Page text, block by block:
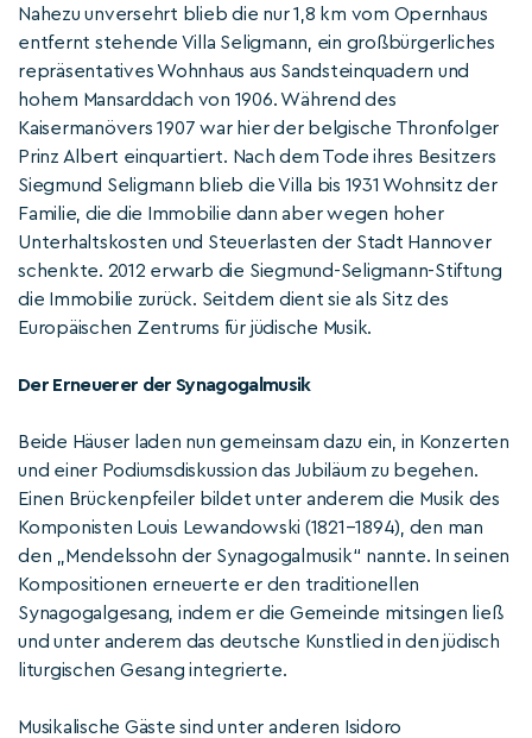
Nahezu unversehrt blieb die nur 1,8 km vom Opernhaus
entfernt stehende Villa Seligmann, ein großbürgerliches
repräsentatives Wohnhaus aus Sandsteinquadern und
hohem Mansarddach von 1906. Während des
Kaisermanövers 1907 war hier der belgische Thronfolger
Prinz Albert einquartiert. Nach dem Tode ihres Besitzers
Siegmund Seligmann blieb die Villa bis 1931 Wohnsitz der
Familie, die die Immobilie dann aber wegen hoher
Unterhaltskosten und Steuerlasten der Stadt Hannover
schenkte. 2012 erwarb die Siegmund-Seligmann-Stiftung
die Immobilie zurück. Seitdem dient sie als Sitz des
Europäischen Zentrums für jüdische Musik.
Der Erneuerer der Synagogalmusik
Beide Häuser laden nun gemeinsam dazu ein, in Konzerten
und einer Podiumsdiskussion das Jubiläum zu begehen.
Einen Brückenpfeiler bildet unter anderem die Musik des
Komponisten Louis Lewandowski (1821–1894), den man
den „Mendelssohn der Synagogalmusik“ nannte. In seinen
Kompositionen erneuerte er den traditionellen
Synagogalgesang, indem er die Gemeinde mitsingen ließ
und unter anderem das deutsche Kunstlied in den jüdisch
liturgischen Gesang integrierte.
Musikalische Gäste sind unter anderen Isidoro